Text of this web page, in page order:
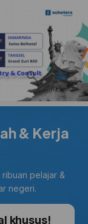
& Kerja
pelajar &
negeri.
khusus!